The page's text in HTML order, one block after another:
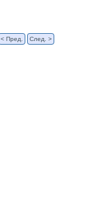
< Пред. След. >